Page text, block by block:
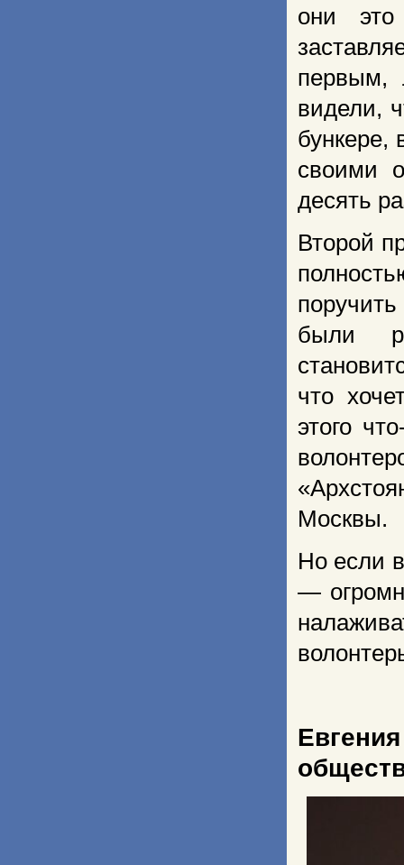
они
первым,
видели,
своими
десять
Второй
были
что
этого
Москвы.
Но если
—